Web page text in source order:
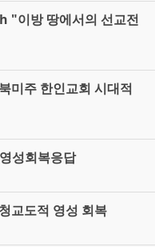
"이방 땅에서의 선교전
미주 한인교회 시대적
성회복응답
교도적 영성 회복